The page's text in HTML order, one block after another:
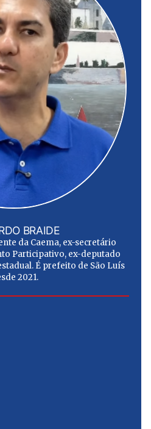
BRAIDE
da Caema, ex-secretário
Participativo, ex-deputado
É prefeito de São Luís
2021.